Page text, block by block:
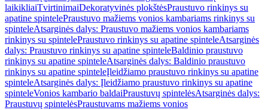
laikikliaiTvirtinimaiDekoratyvinės plokštėsPraustuvo rinkinys su
apatine spintelePraustuvo mažiems vonios kambariams rinkinys su
spinteleAtsarginės dalys: Praustuvo mažiems vonios kambariams
rinkinys su spintelePraustuvo rinkinys su apatine spinteleAtsarginės
dalys: Praustuvo rinkinys su apatine spinteleBaldinio praustuvo
rinkinys su apatine spinteleAtsarginės dalys: Baldinio praustuvo
rinkinys su apatine spinteleĮleidžiamo praustuvo rinkinys su apatine
spinteleAtsarginės dalys: Įleidžiamo praustuvo rinkinys su apatine
spinteleVonios kambario baldaiPraustuvų spintelėsAtsarginės dalys:
Praustuvų spintelėsPraustuvams mažiems vonios